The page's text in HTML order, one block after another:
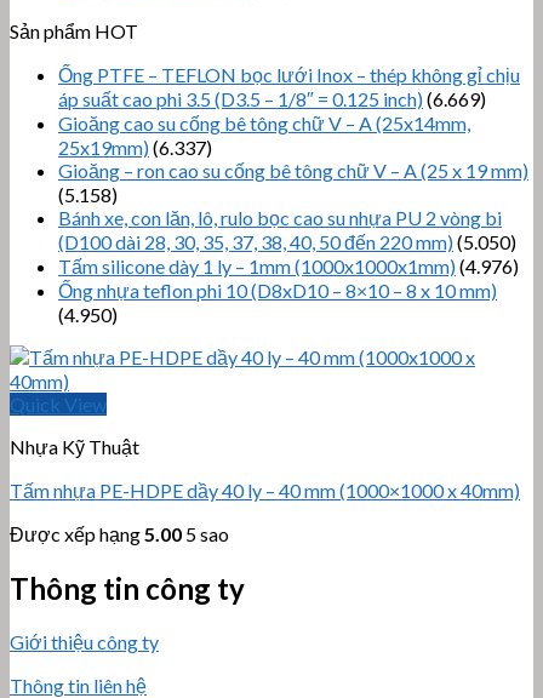
Sản phẩm HOT
Ống PTFE – TEFLON bọc lưới Inox – thép không gỉ chịu
áp suất cao phi 3.5 (D3.5 – 1/8″ = 0.125 inch)(6.669)
Gioăng cao su cống bê tông chữ V – A (25x14mm,
25x19mm)(6.337)
Gioăng – ron cao su cống bê tông chữ V – A (25 x 19 mm)
(5.158)
Bánh xe, con lăn, lô, rulo bọc cao su nhựa PU 2 vòng bi
(D100 dài 28, 30, 35, 37, 38, 40, 50 đến 220 mm)(5.050)
Tấm silicone dày 1 ly – 1mm (1000x1000x1mm)(4.976)
Ống nhựa teflon phi 10 (D8xD10 – 8×10 – 8 x 10 mm)
(4.950)
Quick View
Nhựa Kỹ Thuật
Tấm nhựa PE-HDPE dầy 40 ly – 40 mm (1000×1000 x 40mm)
Được xếp hạng5.00 5 sao
Thông tin công ty
Giới thiệu công ty
Thông tin liên hệ